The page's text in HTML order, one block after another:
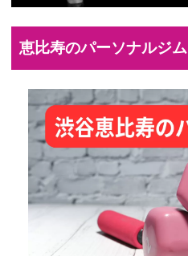
恵比寿のパーソナルジム